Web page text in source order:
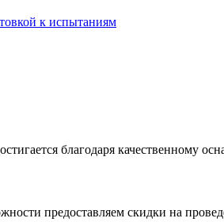
к испытаниям
благодаря качественному
предоставляем скидки на